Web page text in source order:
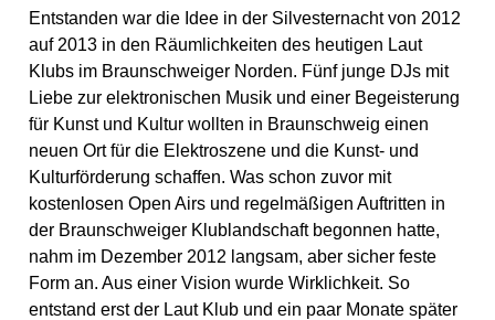
Entstanden war die Idee in der Silvesternacht von 2012
auf 2013 in den Räumlichkeiten des heutigen Laut
Klubs im Braunschweiger Norden. Fünf junge DJs mit
Liebe zur elektronischen Musik und einer Begeisterung
für Kunst und Kultur wollten in Braunschweig einen
neuen Ort für die Elektroszene und die Kunst- und
Kulturförderung schaffen. Was schon zuvor mit
kostenlosen Open Airs und regelmäßigen Auftritten in
der Braunschweiger Klublandschaft begonnen hatte,
nahm im Dezember 2012 langsam, aber sicher feste
Form an. Aus einer Vision wurde Wirklichkeit. So
entstand erst der Laut Klub und ein paar Monate später